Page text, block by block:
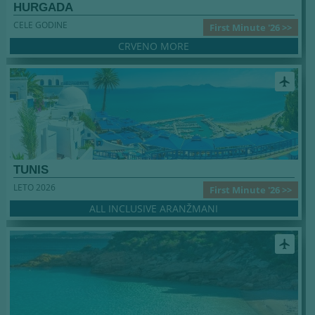
HURGADA
First Minute '26 >>
CELE GODINE
CRVENO MORE
airplanemode_active
TUNIS
First Minute '26 >>
LETO 2026
ALL INCLUSIVE ARANŽMANI
airplanemode_active